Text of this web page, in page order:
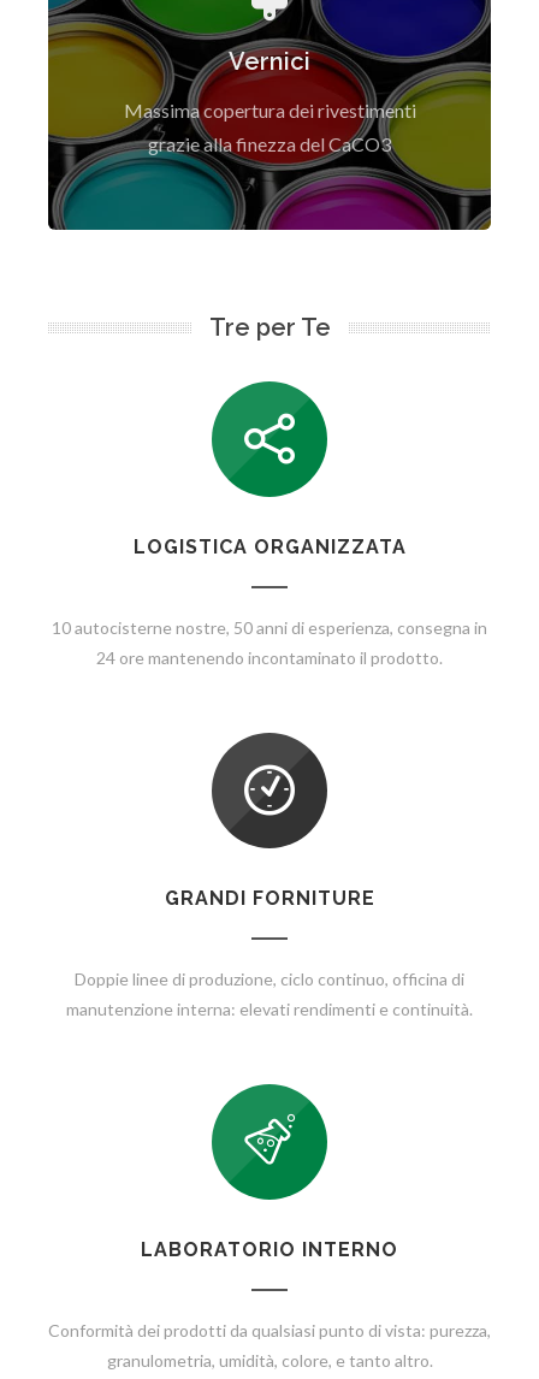
Vernici
Massima copertura dei rivestimenti
grazie alla finezza del CaCO3
Elevato grado di bianco e tante altre qualità
per il settore
Tre per Te
LOGISTICA ORGANIZZATA
10 autocisterne nostre, 50 anni di esperienza, consegna in
24 ore mantenendo incontaminato il prodotto.
GRANDI FORNITURE
Doppie linee di produzione, ciclo continuo, officina di
manutenzione interna: elevati rendimenti e continuità.
LABORATORIO INTERNO
Conformità dei prodotti da qualsiasi punto di vista: purezza,
granulometria, umidità, colore, e tanto altro.